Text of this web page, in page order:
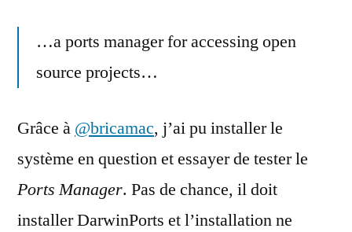
…a ports manager for accessing open
source projects…
Grâce à @bricamac, j’ai pu installer le
système en question et essayer de tester le
Ports Manager. Pas de chance, il doit
installer DarwinPorts et l’installation ne